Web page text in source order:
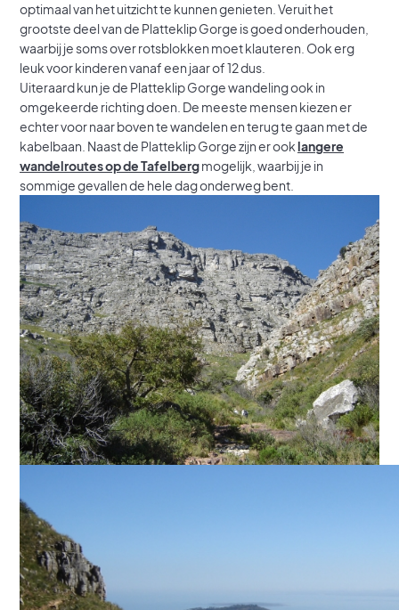
optimaal van het uitzicht te kunnen genieten. Veruit het
grootste deel van de Platteklip Gorge is goed onderhouden,
waarbij je soms over rotsblokken moet klauteren. Ook erg
leuk voor kinderen vanaf een jaar of 12 dus.
Uiteraard kun je de Platteklip Gorge wandeling ook in
omgekeerde richting doen. De meeste mensen kiezen er
echter voor naar boven te wandelen en terug te gaan met de
kabelbaan. Naast de Platteklip Gorge zijn er ooklangere
wandelroutes op de Tafelbergmogelijk, waarbij je in
sommige gevallen de hele dag onderweg bent.